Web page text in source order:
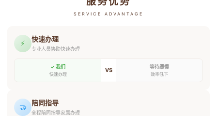
SERVICE ADVANTAGE
⚡ 快速办理
专业人员协助快速办理
✓ 我们
快速办理
VS 等待缓慢
效率低下
🤝 陪同指导
全程陪同指导家属办理